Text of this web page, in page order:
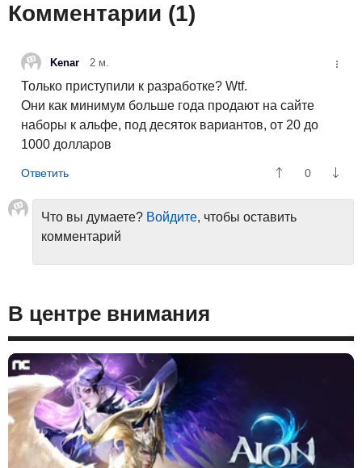
Комментарии (1)
Kenar 2 м.
Только приступили к разработке? Wtf.
Они как минимум больше года продают на сайте
наборы к альфе, под десяток вариантов, от 20 до
1000 долларов
0
Что вы думаете? Войдите, чтобы оставить
комментарий
В центре внимания